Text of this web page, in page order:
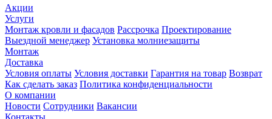
Акции
Услуги
Монтаж кровли и фасадов Рассрочка Проектирование
Выездной менеджер Установка молниезащиты
Монтаж
Доставка
Условия оплаты Условия доставки Гарантия на товар Возврат
Как сделать заказ Политика конфиденциальности
О компании
Новости Сотрудники Вакансии
Контакты